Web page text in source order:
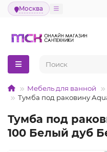
Москва
Мебель для ванной
Тумба под раковину
Тумба под
100 Белый дуб